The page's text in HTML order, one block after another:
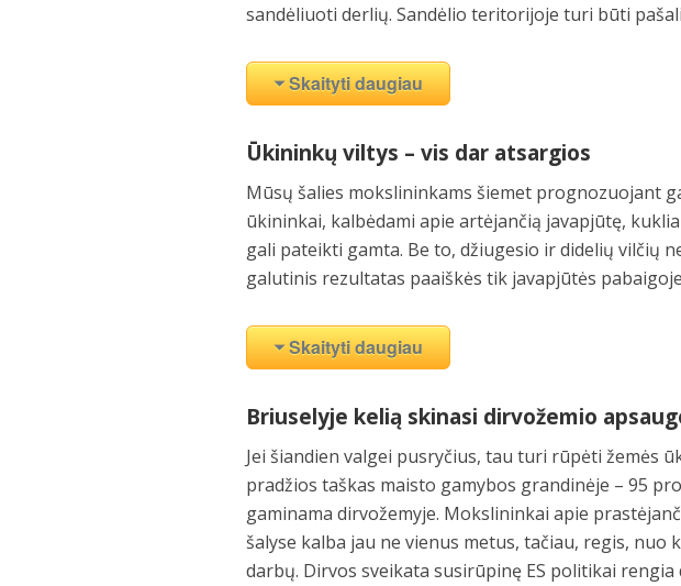
sandėliuoti derlių. Sandėlio teritorijoje turi būti
Skaityti daugiau
Ūkininkų viltys – vis dar atsargios
Mūsų šalies mokslininkams šiemet prognozuojant
ūkininkai, kalbėdami apie artėjančią javapjūtę,
gali pateikti gamta. Be to, džiugesio ir didelių vilčių
galutinis rezultatas paaiškės tik javapjūtės
Skaityti daugiau
Briuselyje kelią skinasi dirvožemio
Jei šiandien valgei pusryčius, tau turi rūpėti žemės
pradžios taškas maisto gamybos grandinėje – 95
gaminama dirvožemyje. Mokslininkai apie
šalyse kalba jau ne vienus metus, tačiau, regis,
darbų. Dirvos sveikata susirūpinę ES politikai